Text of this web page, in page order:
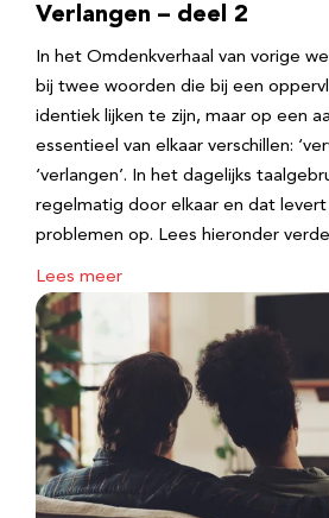
Verlangen – deel 2
In het Omdenkverhaal van vorige
bij twee woorden die bij een
identiek lijken te zijn, maar op een
essentieel van elkaar verschillen:
‘verlangen’. In het dagelijks
regelmatig door elkaar en dat levert
problemen op. Lees hieronder
Lees meer